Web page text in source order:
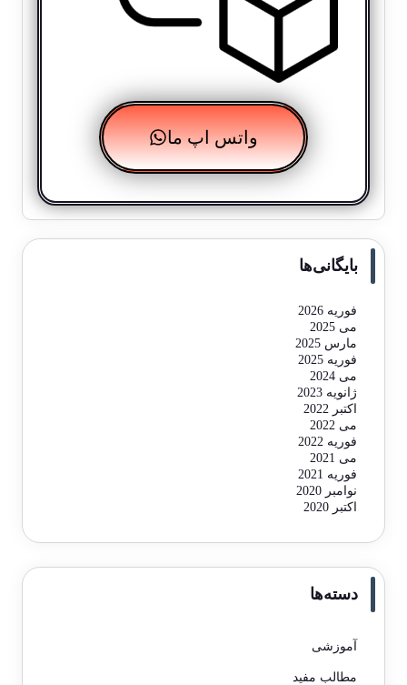
واتس اپ ما
بایگانی‌ها
فوریه 2026
می 2025
مارس 2025
فوریه 2025
می 2024
ژانویه 2023
اکتبر 2022
می 2022
فوریه 2022
می 2021
فوریه 2021
نوامبر 2020
اکتبر 2020
دسته‌ها
آموزشی
مطالب مفید